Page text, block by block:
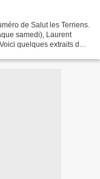
de Salut les Terriens.
samedi), Laurent
quelques extraits de